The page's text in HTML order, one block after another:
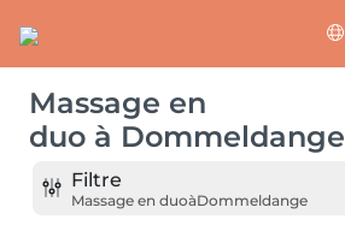
Massage en
duo à Dommeldange
Filtre
Massage en duoàDommeldange